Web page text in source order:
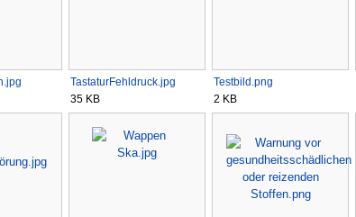
TastaturFehldruck.jpg
35 KB
Testbild.png
2 KB